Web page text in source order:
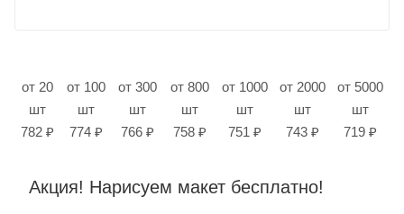
от 20
шт
782 ₽
от 100
шт
774 ₽
от 300
шт
766 ₽
от 800
шт
758 ₽
от 1000
шт
751 ₽
от 2000
шт
743 ₽
от 5000
шт
719 ₽
Акция! Нарисуем макет бесплатно!